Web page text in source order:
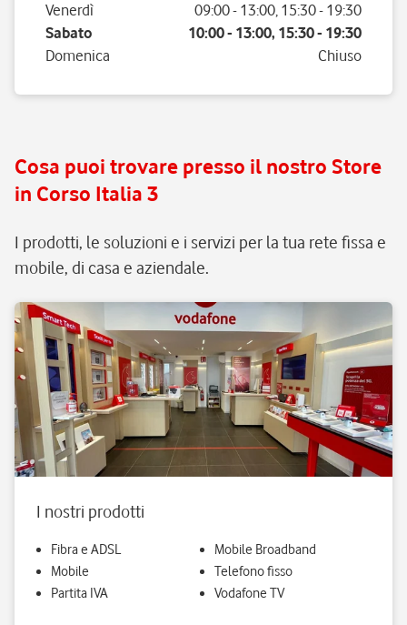
Venerdì 09:00- 13:00, 15:30- 19:30
Sabato
10:00- 13:00, 15:30- 19:30
Domenica
Chiuso
Cosa puoi trovare presso il nostro Store
in Corso Italia 3
I prodotti, le soluzioni e i servizi per la tua rete fissa e
mobile, di casa e aziendale.
I nostri prodotti
Fibra e ADSL
Mobile
Partita IVA
Mobile Broadband
Telefono fisso
Vodafone TV